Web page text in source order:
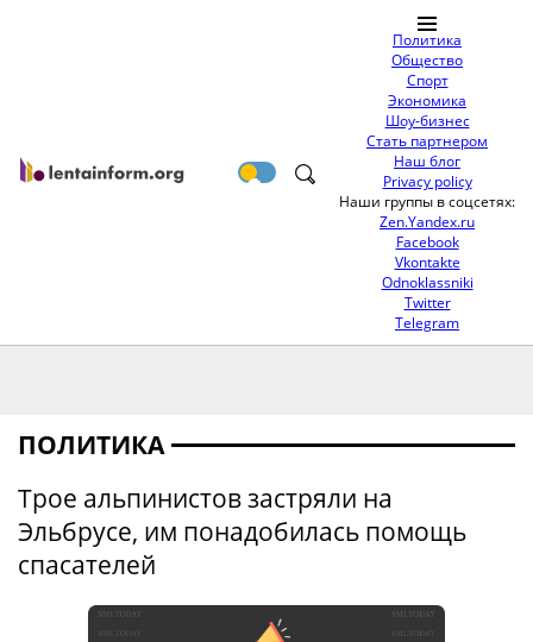
Политика
Общество
Спорт
Экономика
Шоу-бизнес
Стать партнером
Наш блог
Privacy policy
Наши группы в соцсетях:
Zen.Yandex.ru
Facebook
Vkontakte
Odnoklassniki
Twitter
Telegram
ПОЛИТИКА
Трое альпинистов застряли на
Эльбрусе, им понадобилась помощь
спасателей